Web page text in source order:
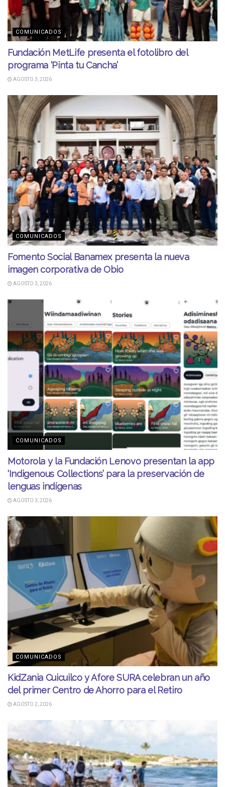
COMUNICADOS
Fundación MetLife presenta el fotolibro del
programa ‘Pinta tu Cancha’
AGOSTO 3, 2026
COMUNICADOS
Fomento Social Banamex presenta la nueva
imagen corporativa de Obio
AGOSTO 3, 2026
COMUNICADOS
Motorola y la Fundación Lenovo presentan la app
‘Indigenous Collections’ para la preservación de
lenguas indígenas
AGOSTO 3, 2026
COMUNICADOS
KidZania Cuicuilco y Afore SURA celebran un año
del primer Centro de Ahorro para el Retiro
AGOSTO 2, 2026